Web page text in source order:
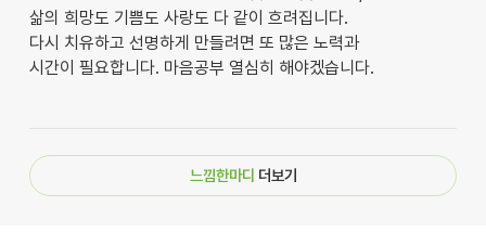
삶의 희망도 기쁨도 사랑도 다 같이 흐려집니다.
다시 치유하고 선명하게 만들려면 또 많은 노력과
시간이 필요합니다. 마음공부 열심히 해야겠습니다.
느낌한마디 더보기